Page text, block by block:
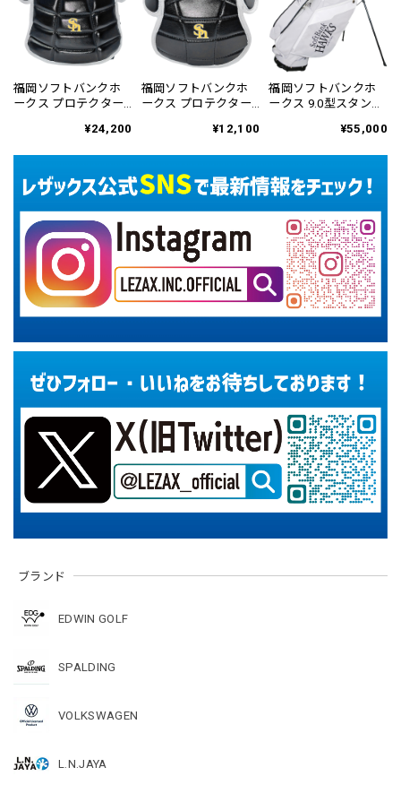
ブランド
EDWIN GOLF
SPALDING
VOLKSWAGEN
L.N.JAYA
福岡ソフトバンクホ
ークス プロテクター
¥24,200
福岡ソフトバンクホ
ークス プロテクター
¥12,100
福岡ソフトバンクホ
ークス 9.0型スタンド
祭 SUMMER BOOST
¥55,000